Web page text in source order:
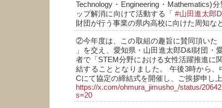
Technology・Engineering・Mathematics)
ップ解消に向けて活動する「#山田進太郎D
財団が行う事業の県内高校に向けた周知な
②今年度は、この取組の趣旨に賛同頂いた
」を交え、愛知県・山田進太郎D&I財団・
者で「STEM分野における女性活躍推進に
結することとなりました。 午後3時から、
Cにて協定の締結式を開催し、ご挨拶申し
https://x.com/ohmura_jimusho_/status/
s=20